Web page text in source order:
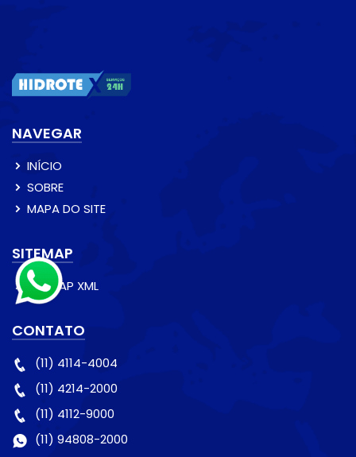
NAVEGAR
INÍCIO
SOBRE
MAPA DO SITE
SITEMAP
SITEMAP XML
CONTATO
(11) 4114-4004
(11) 4214-2000
(11) 4112-9000
(11) 94808-2000